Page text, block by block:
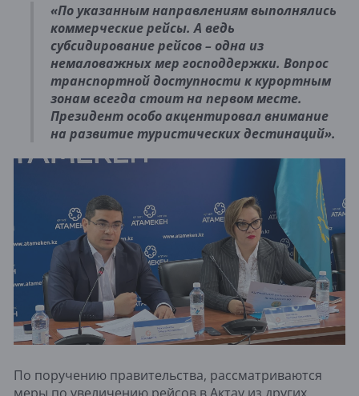
«По указанным направлениям выполнялись
коммерческие рейсы. А ведь
субсидирование рейсов – одна из
немаловажных мер господдержки. Вопрос
транспортной доступности к курортным
зонам всегда стоит на первом месте.
Президент особо акцентировал внимание
на развитие туристических дестинаций».
По поручению правительства, рассматриваются